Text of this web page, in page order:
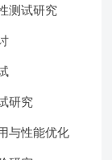
测试研究
研究
与性能优化